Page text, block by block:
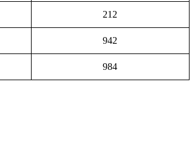
212
942
984